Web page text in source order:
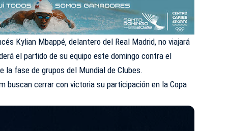
Kylian Mbappé, delantero del Real Madrid, no viajará
el partido de su equipo este domingo contra el
la fase de grupos del Mundial de Clubes.
buscan cerrar con victoria su participación en la Copa